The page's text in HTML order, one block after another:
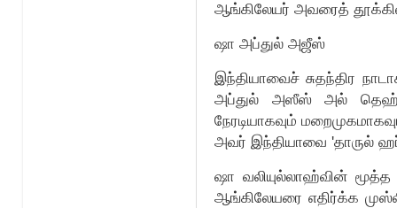
ஆங்கிலேயர் அவரைத்
ஷா அப்துல் அஜீஸ்
இந்தியாவைச் சுதந்திர
அப்துல் அஸீஸ் அல்
நேரடியாகவும்
அவர் இந்தியாவை 'தாருல்
ஷா வலியுல்லாஹ்வின்
ஆங்கிலேயரை எதிர்க்க